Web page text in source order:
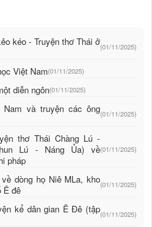
kéo - Truyện thơ Thái ở(01/11/2025)
Việt Nam(01/11/2025)
diễn ngôn(01/11/2025)
Nam và truyện các ông(01/11/2025)
thơ Thái Chàng Lú -
Lú - Náng Ủa) về
pháp
(01/11/2025)
dòng họ Niê MLa, kho
Ê đê
(01/11/2025)
kể dân gian Ê Đê (tập(01/11/2025)